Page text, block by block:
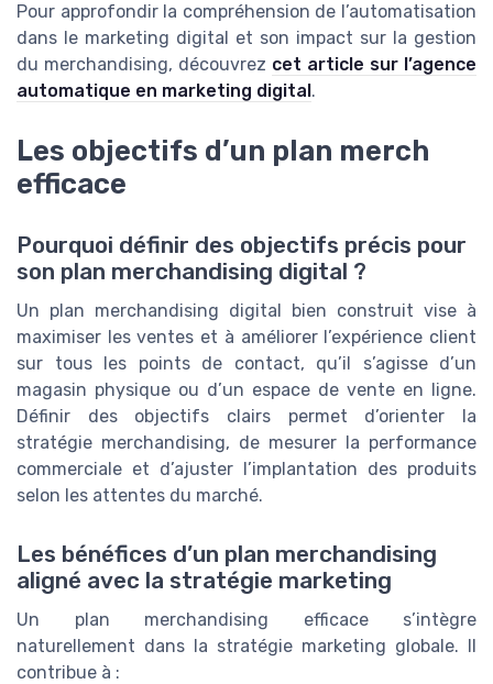
Pour approfondir la compréhension de l’automatisation
dans le marketing digital et son impact sur la gestion
du merchandising, découvrez cet article sur l’agence
automatique en marketing digital .
Les objectifs d’un plan merch
efficace
Pourquoi définir des objectifs précis pour
son plan merchandising digital ?
Un plan merchandising digital bien construit vise à
maximiser les ventes et à améliorer l’expérience client
sur tous les points de contact, qu’il s’agisse d’un
magasin physique ou d’un espace de vente en ligne.
Définir des objectifs clairs permet d’orienter la
stratégie merchandising, de mesurer la performance
commerciale et d’ajuster l’implantation des produits
selon les attentes du marché.
Les bénéfices d’un plan merchandising
aligné avec la stratégie marketing
Un plan merchandising efficace s’intègre
naturellement dans la stratégie marketing globale. Il
contribue à :